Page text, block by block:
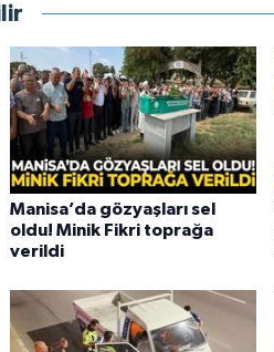
Manisa’da gözyaşları sel
oldu! Minik Fikri toprağa
verildi